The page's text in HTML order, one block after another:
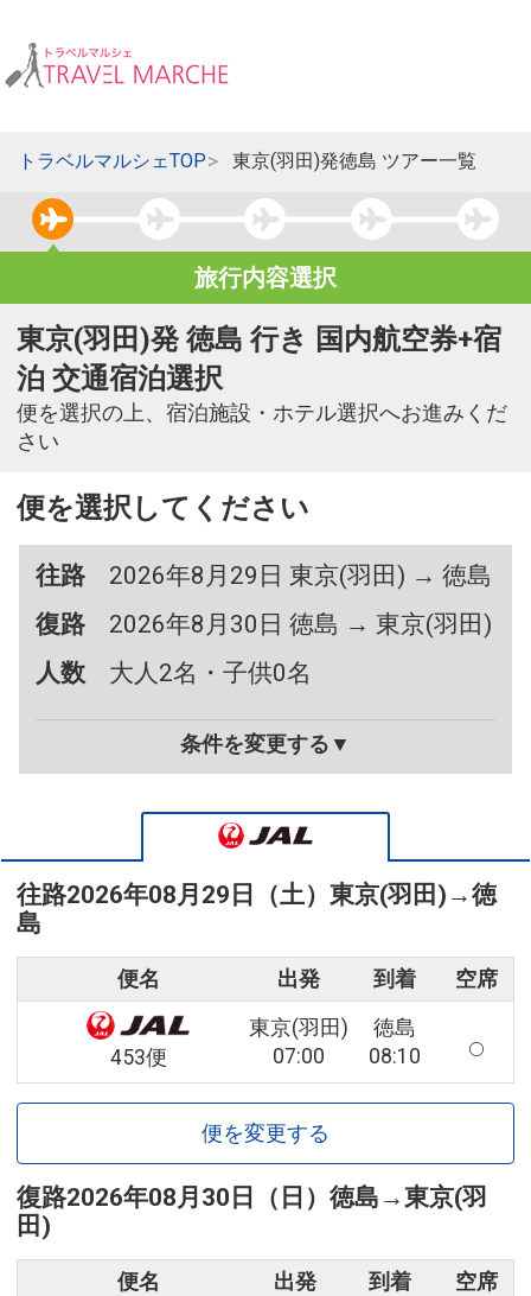
トラベルマルシェTOP 東京(羽田)発徳島 ツアー一覧
旅行内容選択
東京(羽田)発 徳島 行き 国内航空券+宿
泊 交通宿泊選択
便を選択の上、宿泊施設・ホテル選択へお進みくだ
さい
便を選択してください
往路
2026年8月29日 東京(羽田) → 徳島
復路
2026年8月30日 徳島 → 東京(羽田)
人数
大人2名・子供0名
条件を変更する▼
往路2026年08月29日（土） 東京(羽田) →徳
島
便名 出発 到着 空席
453便
東京(羽田)
07:00
徳島
08:10
便を変更する
復路2026年08月30日（日） 徳島 →東京(羽
田)
便名 出発 到着 空席